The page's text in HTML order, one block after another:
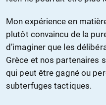
Mon expérience en
plutôt convaincu de la
d’imaginer que les
Grèce et nos partenaires
qui peut être gagné ou
subterfuges tactiques.